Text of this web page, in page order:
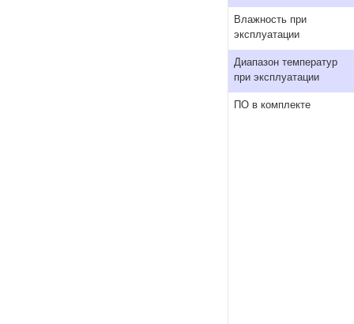
Влажность при
эксплуатации
Диапазон температур
при эксплуатации
ПО в комплекте